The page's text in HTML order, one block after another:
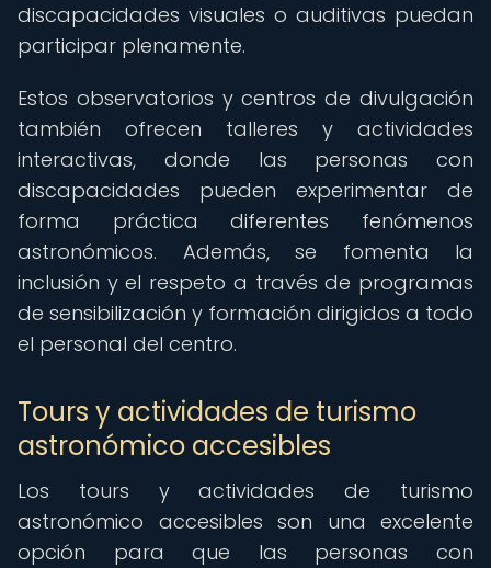
discapacidades visuales o auditivas puedan
participar plenamente.
Estos observatorios y centros de divulgación
también ofrecen talleres y actividades
interactivas, donde las personas con
discapacidades pueden experimentar de
forma práctica diferentes fenómenos
astronómicos. Además, se fomenta la
inclusión y el respeto a través de programas
de sensibilización y formación dirigidos a todo
el personal del centro.
Tours y actividades de turismo
astronómico accesibles
Los tours y actividades de turismo
astronómico accesibles son una excelente
opción para que las personas con